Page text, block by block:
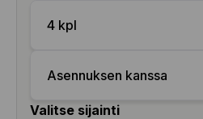
4 kpl
Asennuksen kanssa
Valitse sijainti